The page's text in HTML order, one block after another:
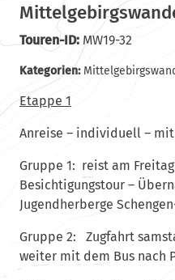
Touren-ID:MW19-32
Kategorien:
Etappe 1
Anreise – individuell –
Gruppe 1: reist am
Besichtigungstour –
Jugendherberge
Gruppe 2: Zugfahrt
weiter mit dem Bus nach